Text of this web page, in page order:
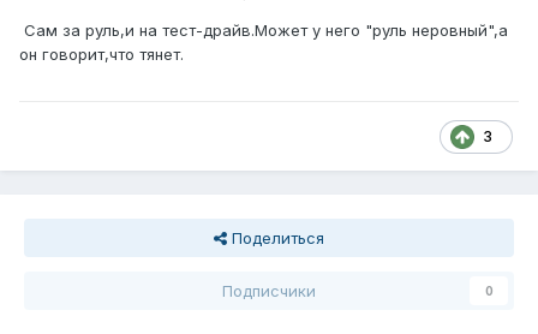
Сам за руль,и на тест-драйв.Может у него "руль неровный",а
он говорит,что тянет.
3
Поделиться
Подписчики 0